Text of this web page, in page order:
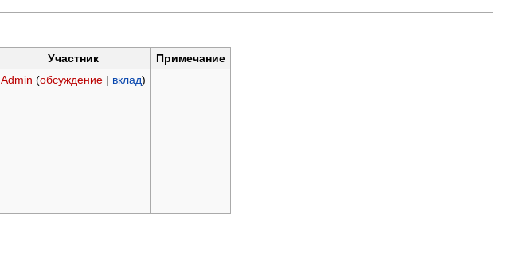
Участник
Примечание
Admin (обсуждение| вклад)